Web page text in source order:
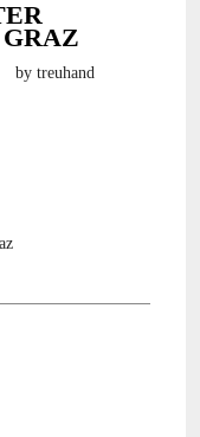
by treuhand